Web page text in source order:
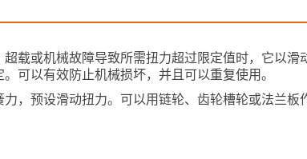
载或机械故障导致所需扭力超过限定值时，它以滑
可以有效防止机械损坏，并且可以重复使用。
，预设滑动扭力。可以用链轮、齿轮槽轮或法兰板